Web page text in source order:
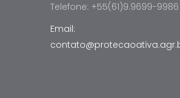
Telefone: +55(61)9.9699-9986
Email: